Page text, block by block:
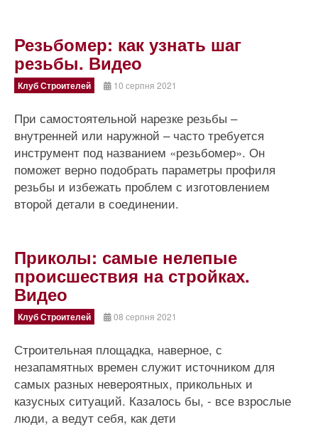
Резьбомер: как узнать шаг
резьбы. Видео
Клуб Строителей 10 серпня 2021
При самостоятельной нарезке резьбы –
внутренней или наружной – часто требуется
инструмент под названием «резьбомер». Он
поможет верно подобрать параметры профиля
резьбы и избежать проблем с изготовлением
второй детали в соединении.
Приколы: самые нелепые
происшествия на стройках.
Видео
Клуб Строителей 08 серпня 2021
Строительная площадка, наверное, с
незапамятных времен служит источником для
самых разных невероятных, прикольных и
казусных ситуаций. Казалось бы, - все взрослые
люди, а ведут себя, как дети